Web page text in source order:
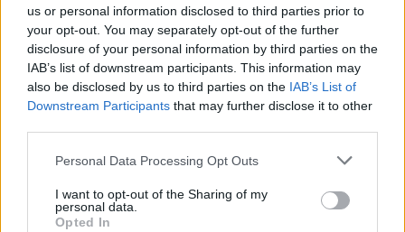
us or personal information disclosed to third parties prior to
your opt-out. You may separately opt-out of the further
disclosure of your personal information by third parties on the
IAB’s list of downstream participants. This information may
also be disclosed by us to third parties on the IAB’s List of
Downstream Participants that may further disclose it to other
Personal Data Processing Opt Outs
I want to opt-out of the Sharing of my
personal data.
Opted In
Santé
Sieste après 65 ans : la
clé pour préserver votre
cerveau ou le mettre en
danger
Santé
Ménopause et
problèmes urinaires : le
secret inattendu des
sous-vêtements à
découvrir
Santé
Ménopause précoce : le
risque accru
d’hypertension à ne pas
ignorer
Popular Posts
Vaccins anti-covid : livraisons sous haute surveillance
23 décembre 2020